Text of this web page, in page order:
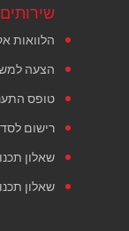
הלוואות
הצעה
טופס
רישום
שאלון
שאלון